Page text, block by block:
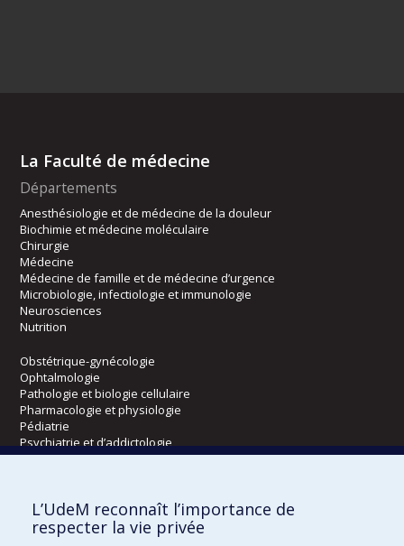
La Faculté de médecine
Départements
Anesthésiologie et de médecine de la douleur
Biochimie et médecine moléculaire
Chirurgie
Médecine
Médecine de famille et de médecine d’urgence
Microbiologie, infectiologie et immunologie
Neurosciences
Nutrition
Obstétrique-gynécologie
Ophtalmologie
Pathologie et biologie cellulaire
Pharmacologie et physiologie
Pédiatrie
Psychiatrie et d’addictologie
Radiologie, radio-oncologie et médecine nucléaire
Écoles
L’UdeM reconnaît l’importance de
respecter la vie privée